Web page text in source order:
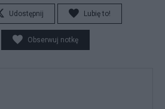
Udostępnij Lubię to!
Obserwuj notkę